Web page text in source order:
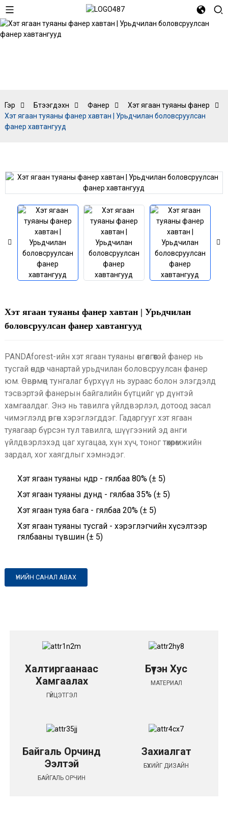
Хэт ягаан
Гэр Бүтээгдэхүүн Фанер
Хэт ягаан туяаны фанер
Хэт ягаан туяаны фанер хавтан | Урьдчилан боловсруулсан
фанер хавтангууд
Хэт ягаан туяаны фанер хавтан | Урьдчилан
боловсруулсан фанер хавтангууд
PANDAforest-ийн хэт ягаан туяаны өнгөлгөөтэй фанер нь
тусгай өндөр чанартай урьдчилан боловсруулсан фанер
юм. Өвөрмөц тунгалаг бүрхүүл нь зураас болон элэгдэлд
тэсвэртэй фанерын байгалийн бүтцийг үр дүнтэй
хамгаалдаг. Энэ нь тавилга үйлдвэрлэл, дотоод засал
чимэглэлд өргөн хэрэглэгддэг. Гадаргууг хэт ягаан
туяагаар бүрсэн тул тавилга, шүүгээний эд анги
үйлдвэрлэхэд цаг хугацаа, хүн хүч, тоног төхөөрөмжийн
зардал, хог хаягдлыг хэмнэдэг.
Хэт ягаан туяаны өндөр - гялбаа 80% (± 5)
Хэт ягаан туяаны дунд - гялбаа 35% (± 5)
Хэт ягаан туяа бага - гялбаа 20% (± 5)
Хэт ягаан туяаны тусгай - хэрэглэгчийн хүсэлтээр
гялбааны түвшин (± 5)
ҮНИЙН САНАЛ АВАХ
Халтиргаанаас
Хамгаалах
ГҮЙЦЭТГЭЛ
Бүтэн Хус
МАТЕРИАЛ
Байгаль Орчинд
Ээлтэй
БАЙГАЛЬ ОРЧИН
Захиалгат
БҮХИЙГ ДИЗАЙН